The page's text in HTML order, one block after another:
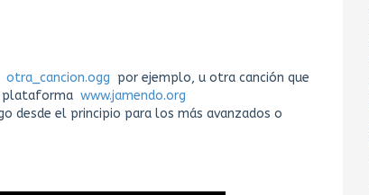
otra_cancion.ogg por ejemplo, u otra canción que
plataforma www.jamendo.org
desde el principio para los más avanzados o